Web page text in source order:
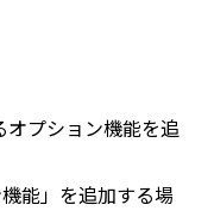
オプション機能を追
能」を追加する場